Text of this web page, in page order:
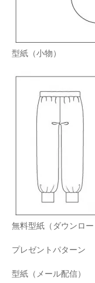
型紙（小物）
無料型紙（ダウンロー
プレゼントパターン
型紙（メール配信）